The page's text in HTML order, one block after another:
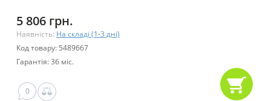
5 806 грн.
Наявність: На складі (1-3 дні)
Код товару: 5489667
Гарантія: 36 міс.
0